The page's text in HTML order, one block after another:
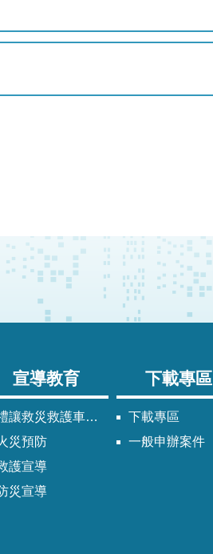
宣導教育
讓救災救護車輛須知
災預防
護宣導
災宣導
下載專區
下載專區
一般申辦案件